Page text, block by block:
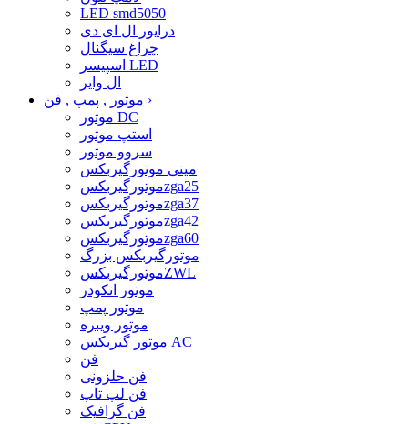
LED smd5050
درایور ال ای دی
چراغ سیگنال
اسپیسر LED
ال وایر
›
موتور DC
استپ موتور
سروو موتور
مینی موتورگیربکس
موتورگیربکسzga25
موتورگیربکسzga37
موتورگیربکسzga42
موتورگیربکسzga60
موتورگیربکس بزرگ
موتورگیربکسZWL
موتور انکودر
موتور پمپ
موتور ویبره
موتور گیربکس AC
فن
فن حلزونی
فن لپ تاپ
فن گرافیک